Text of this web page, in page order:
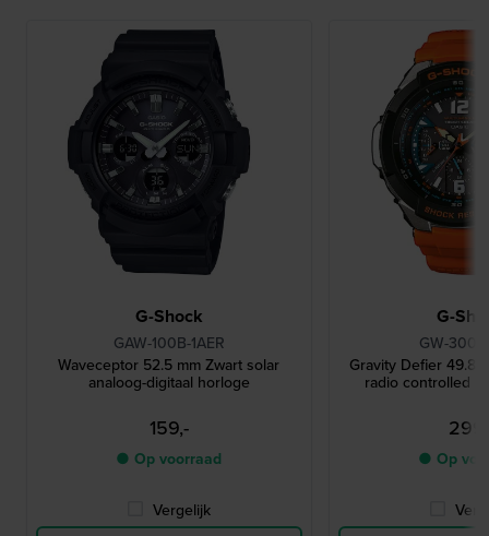
G-Shock
GAW-100B-1AER
Waveceptor 52.5 mm Zwart solar
analoog-digitaal horloge
159,-
● Op voorraad
Vergelijk
G-
GW-
Gravity Defier 49.8
radio controlled
● Op